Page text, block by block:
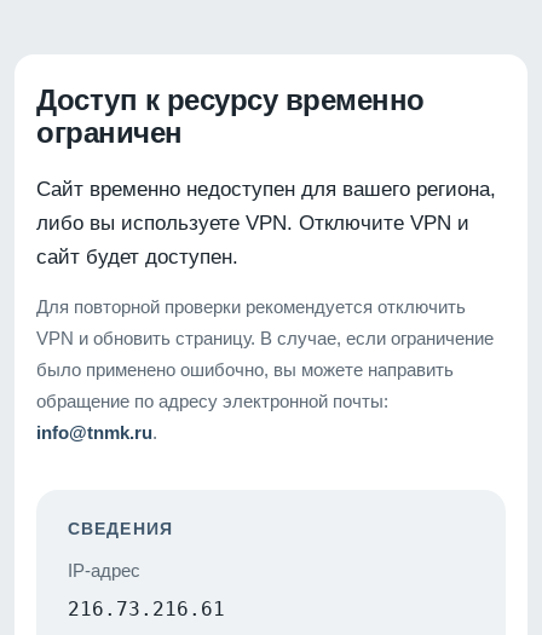
Доступ к ресурсу временно
ограничен
Сайт временно недоступен для вашего региона,
либо вы используете VPN. Отключите VPN и
сайт будет доступен.
Для повторной проверки рекомендуется отключить
VPN и обновить страницу. В случае, если ограничение
было применено ошибочно, вы можете направить
обращение по адресу электронной почты:
info@tnmk.ru.
СВЕДЕНИЯ
IP-адрес
216.73.216.61